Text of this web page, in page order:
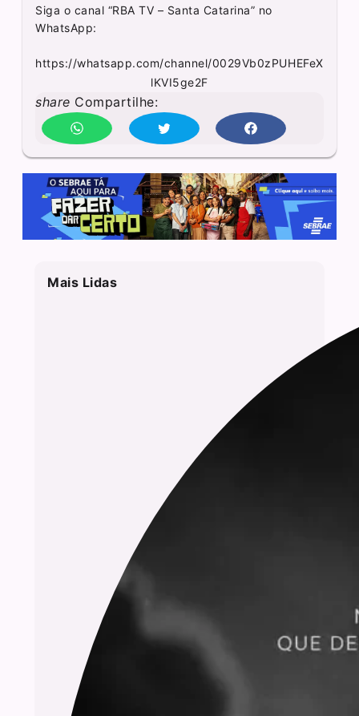
Siga o canal “RBA TV – Santa Catarina” no
WhatsApp:
https://whatsapp.com/channel/0029Vb0zPUHEFeX
lKVI5ge2F
share Compartilhe:
Mais Lidas